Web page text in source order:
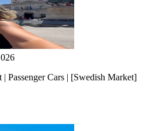
Passenger Cars | [Swedish Market]